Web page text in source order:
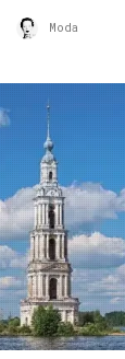
Moda